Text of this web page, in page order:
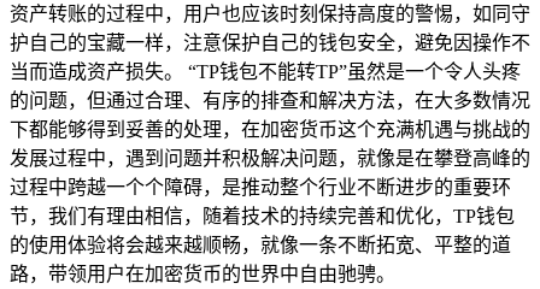
资产转账的过程中，用户也应该时刻保持高度的警惕，如同守
护自己的宝藏一样，注意保护自己的钱包安全，避免因操作不
当而造成资产损失。 “TP钱包不能转TP”虽然是一个令人头疼
的问题，但通过合理、有序的排查和解决方法，在大多数情况
下都能够得到妥善的处理，在加密货币这个充满机遇与挑战的
发展过程中，遇到问题并积极解决问题，就像是在攀登高峰的
过程中跨越一个个障碍，是推动整个行业不断进步的重要环
节，我们有理由相信，随着技术的持续完善和优化，TP钱包
的使用体验将会越来越顺畅，就像一条不断拓宽、平整的道
路，带领用户在加密货币的世界中自由驰骋。